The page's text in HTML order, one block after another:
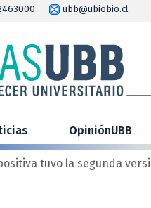
ubb@ubiobio.cl
OpiniónUBB
tuvo la segunda